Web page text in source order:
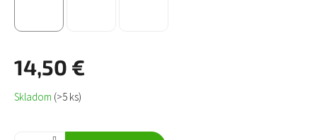
14,50 €
Jednotková
cena:
Skladom (>5 ks)